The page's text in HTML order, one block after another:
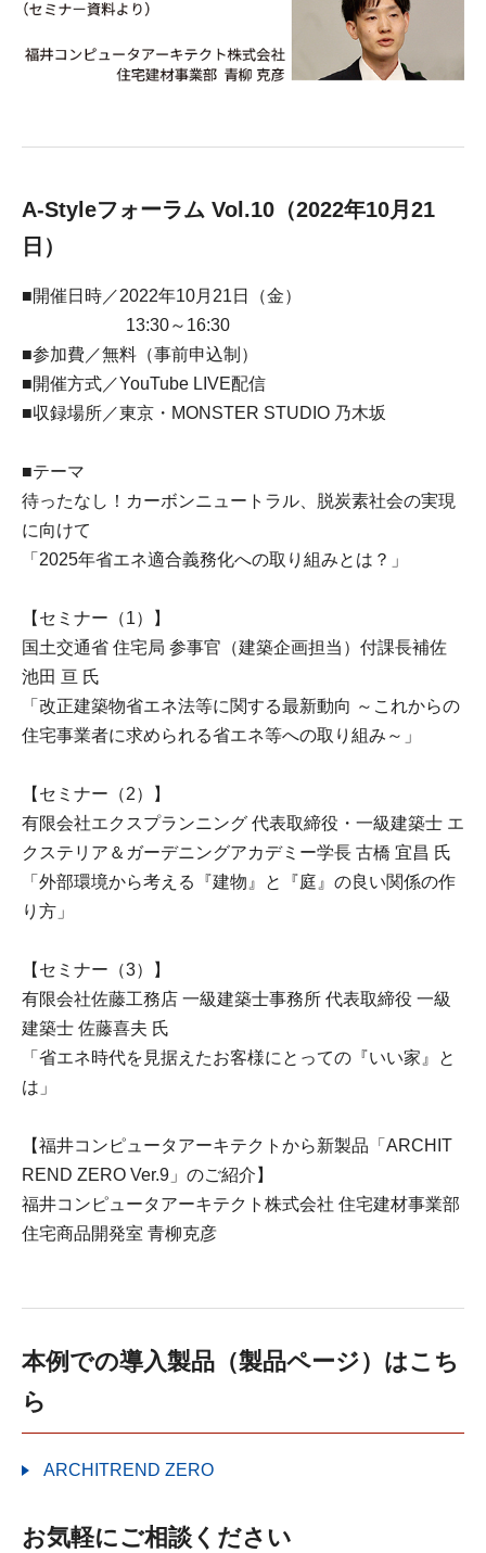
A-Styleフォーラム Vol.10（2022年10月21
日）
■開催日時／2022年10月21日（金）
13:30～16:30
■参加費／無料（事前申込制）
■開催方式／YouTube LIVE配信
■収録場所／東京・MONSTER STUDIO 乃木坂
■テーマ
待ったなし！カーボンニュートラル、脱炭素社会の実現
に向けて
「2025年省エネ適合義務化への取り組みとは？」
【セミナー（1）】
国土交通省 住宅局 参事官（建築企画担当）付課長補佐
池田 亘 氏
「改正建築物省エネ法等に関する最新動向 ～これからの
住宅事業者に求められる省エネ等への取り組み～」
【セミナー（2）】
有限会社エクスプランニング 代表取締役・一級建築士 エ
クステリア＆ガーデニングアカデミー学長 古橋 宜昌 氏
「外部環境から考える『建物』と『庭』の良い関係の作
り方」
【セミナー（3）】
有限会社佐藤工務店 一級建築士事務所 代表取締役 一級
建築士 佐藤喜夫 氏
「省エネ時代を見据えたお客様にとっての『いい家』と
は」
【福井コンピュータアーキテクトから新製品「ARCHIT
REND ZERO Ver.9」のご紹介】
福井コンピュータアーキテクト株式会社 住宅建材事業部
住宅商品開発室 青柳克彦
本例での導入製品（製品ページ）はこち
ら
ARCHITREND ZERO
お気軽にご相談ください